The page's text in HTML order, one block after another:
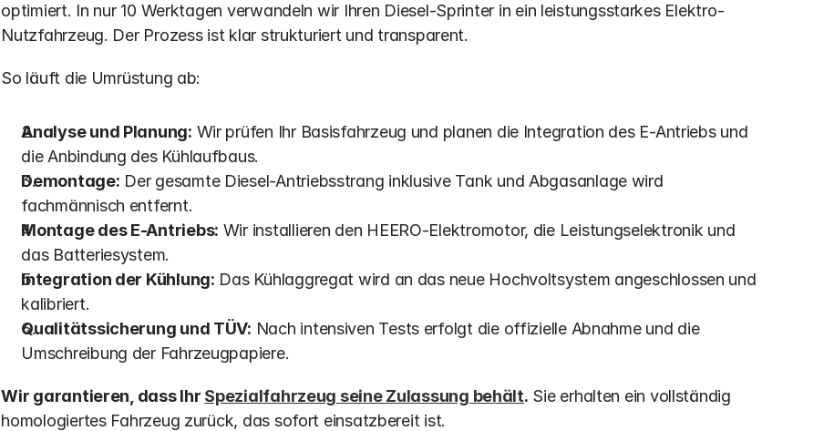
optimiert. In nur 10 Werktagen verwandeln wir Ihren Diesel-Sprinter in ein leistungsstarkes Elektro-
Nutzfahrzeug. Der Prozess ist klar strukturiert und transparent.
So läuft die Umrüstung ab:
Analyse und Planung: Wir prüfen Ihr Basisfahrzeug und planen die Integration des E-Antriebs und
die Anbindung des Kühlaufbaus.
Demontage: Der gesamte Diesel-Antriebsstrang inklusive Tank und Abgasanlage wird
fachmännisch entfernt.
Montage des E-Antriebs: Wir installieren den HEERO-Elektromotor, die Leistungselektronik und
das Batteriesystem.
Integration der Kühlung: Das Kühlaggregat wird an das neue Hochvoltsystem angeschlossen und
kalibriert.
Qualitätssicherung und TÜV: Nach intensiven Tests erfolgt die offizielle Abnahme und die
Umschreibung der Fahrzeugpapiere.
Wir garantieren, dass Ihr Spezialfahrzeug seine Zulassung behält. Sie erhalten ein vollständig
homologiertes Fahrzeug zurück, das sofort einsatzbereit ist.